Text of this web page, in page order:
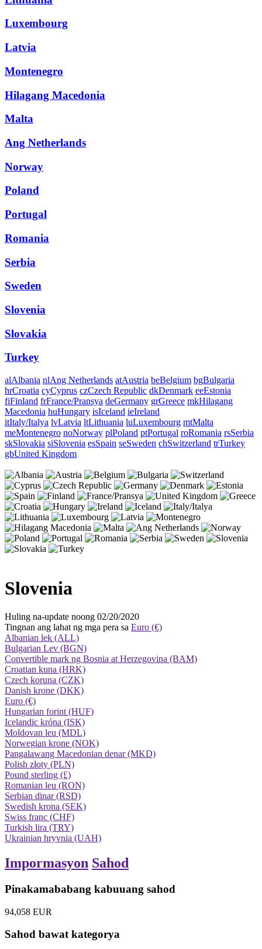
Luxembourg
Latvia
Montenegro
Hilagang Macedonia
Malta
Ang Netherlands
Norway
Poland
Portugal
Romania
Serbia
Sweden
Slovenia
Slovakia
Turkey
alAlbania nlAng Netherlands atAustria beBelgium bgBulgaria
hrCroatia cyCyprus czCzech Republic dkDenmark eeEstonia
fiFinland frFrance/Pransya deGermany grGreece mkHilagang
Macedonia huHungary isIceland ieIreland
itItaly/Italya lvLatvia ltLithuania luLuxembourg mtMalta
meMontenegro noNorway plPoland ptPortugal roRomania rsSerbia
skSlovakia siSlovenia esSpain seSweden chSwitzerland trTurkey
gbUnited Kingdom
Slovenia
Huling na-update noong 02/20/2020
Tingnan ang lahat ng mga pera sa Euro (€)
Albanian lek (ALL)
Bulgarian Lev (BGN)
Convertible mark ng Bosnia at Herzegovina (BAM)
Croatian kuna (HRK)
Czech koruna (CZK)
Danish krone (DKK)
Euro (€)
Hungarian forint (HUF)
Icelandic króna (ISK)
Moldovan leu (MDL)
Norwegian krone (NOK)
Pangalawang Macedonian denar (MKD)
Polish złoty (PLN)
Pound sterling (£)
Romanian leu (RON)
Serbian dinar (RSD)
Swedish krona (SEK)
Swiss franc (CHF)
Turkish lira (TRY)
Ukrainian hryvnia (UAH)
Impormasyon Sahod
Pinakamababang kabuuang sahod
94,058 EUR
Sahod bawat kategorya